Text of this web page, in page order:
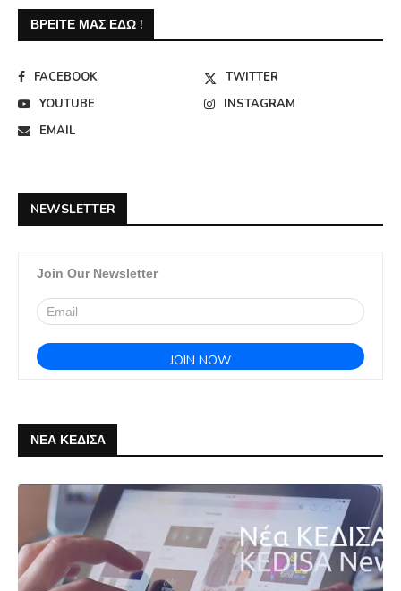
ΒΡΕΊΤΕ ΜΑΣ ΕΔΏ !
FACEBOOK
TWITTER
YOUTUBE
INSTAGRAM
EMAIL
NEWSLETTER
Join Our Newsletter
ΝΕΑ ΚΕΔΙΣΑ